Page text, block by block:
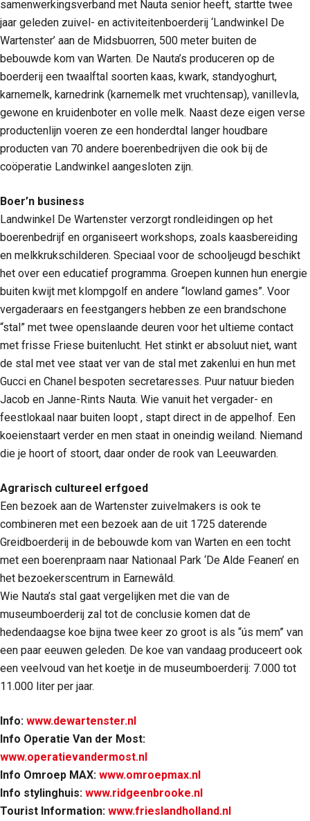
samenwerkingsverband met Nauta senior heeft, startte twee
jaar geleden zuivel- en activiteitenboerderij ‘Landwinkel De
Wartenster’ aan de Midsbuorren, 500 meter buiten de
bebouwde kom van Warten. De Nauta’s produceren op de
boerderij een twaalftal soorten kaas, kwark, standyoghurt,
karnemelk, karnedrink (karnemelk met vruchtensap), vanillevla,
gewone en kruidenboter en volle melk. Naast deze eigen verse
productenlijn voeren ze een honderdtal langer houdbare
producten van 70 andere boerenbedrijven die ook bij de
coöperatie Landwinkel aangesloten zijn.
Boer’n business
Landwinkel De Wartenster verzorgt rondleidingen op het
boerenbedrijf en organiseert workshops, zoals kaasbereiding
en melkkrukschilderen. Speciaal voor de schooljeugd beschikt
het over een educatief programma. Groepen kunnen hun energie
buiten kwijt met klompgolf en andere “lowland games”. Voor
vergaderaars en feestgangers hebben ze een brandschone
“stal” met twee openslaande deuren voor het ultieme contact
met frisse Friese buitenlucht. Het stinkt er absoluut niet, want
de stal met vee staat ver van de stal met zakenlui en hun met
Gucci en Chanel bespoten secretaresses. Puur natuur bieden
Jacob en Janne-Rints Nauta. Wie vanuit het vergader- en
feestlokaal naar buiten loopt , stapt direct in de appelhof. Een
koeienstaart verder en men staat in oneindig weiland. Niemand
die je hoort of stoort, daar onder de rook van Leeuwarden.
Agrarisch cultureel erfgoed
Een bezoek aan de Wartenster zuivelmakers is ook te
combineren met een bezoek aan de uit 1725 daterende
Greidboerderij in de bebouwde kom van Warten en een tocht
met een boerenpraam naar Nationaal Park ‘De Alde Feanen’ en
het bezoekerscentrum in Earnewâld.
Wie Nauta’s stal gaat vergelijken met die van de
museumboerderij zal tot de conclusie komen dat de
hedendaagse koe bijna twee keer zo groot is als “ús mem” van
een paar eeuwen geleden. De koe van vandaag produceert ook
een veelvoud van het koetje in de museumboerderij: 7.000 tot
11.000 liter per jaar.
Info: www.dewartenster.nl
Info Operatie Van der Most:
www.operatievandermost.nl
Info Omroep MAX: www.omroepmax.nl
Info stylinghuis: www.ridgeenbrooke.nl
Tourist Information: www.frieslandholland.nl